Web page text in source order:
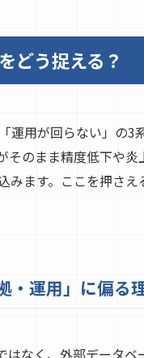
どう捉える？
運用が回らない」の3
のまま精度低下や
ます。ここを押さえ
・運用」に偏る